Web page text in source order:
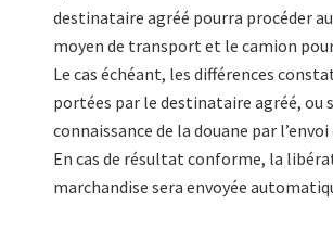
destinataire agréé pourra procéder
moyen de transport et le camion
Le cas échéant, les différences
portées par le destinataire agréé, ou
connaissance de la douane par l’envoi
En cas de résultat conforme, la
marchandise sera envoyée